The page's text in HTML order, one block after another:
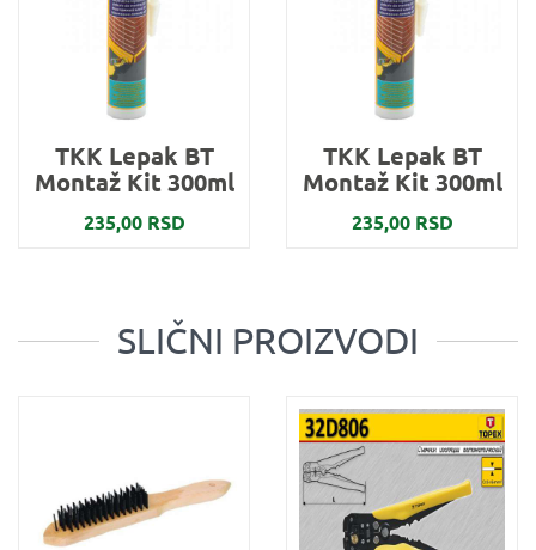
TKK Lepak BT
Montaž Kit 300ml
235,00 RSD
TKK Lepak BT
Montaž Kit 300ml
235,00 RSD
SLIČNI PROIZVODI